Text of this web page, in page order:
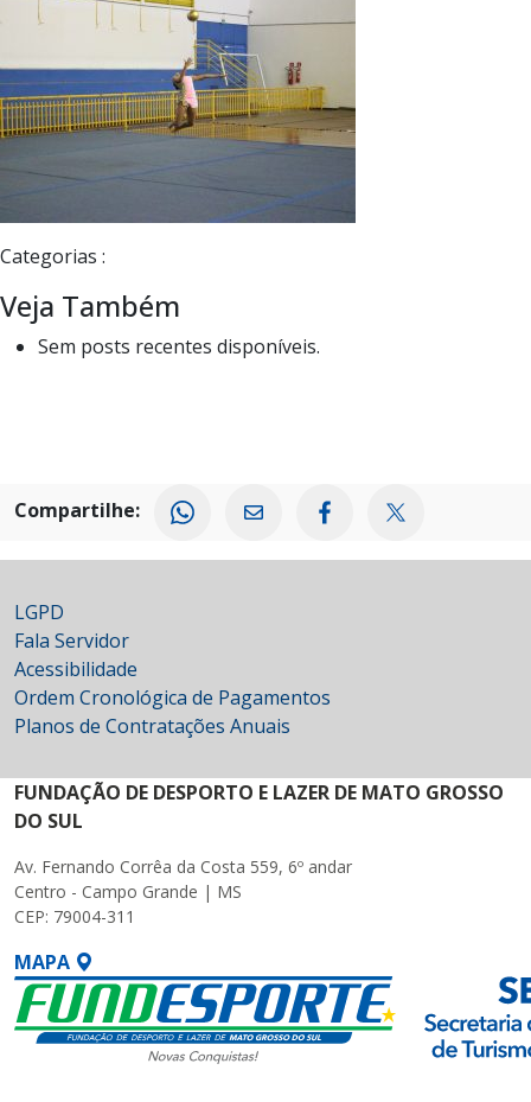
Categorias :
Veja Também
Sem posts recentes disponíveis.
Compartilhe:
LGPD
Fala Servidor
Acessibilidade
Ordem Cronológica de Pagamentos
Planos de Contratações Anuais
FUNDAÇÃO DE DESPORTO E LAZER DE MATO GROSSO
DO SUL
Av. Fernando Corrêa da Costa 559, 6º andar
Centro - Campo Grande | MS
CEP: 79004-311
MAPA